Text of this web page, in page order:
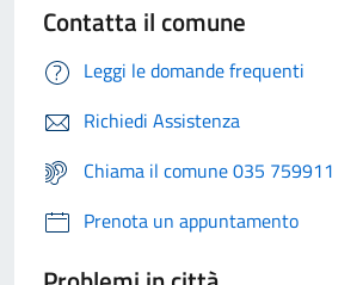
Contatta il comune
Leggi le domande frequenti
Richiedi Assistenza
Chiama il comune 035 759911
Prenota un appuntamento